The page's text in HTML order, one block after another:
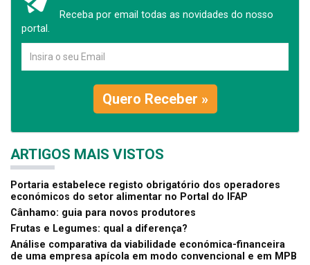
Receba por email todas as novidades do nosso
portal.
Quero Receber »
ARTIGOS MAIS VISTOS
Portaria estabelece registo obrigatório dos operadores
económicos do setor alimentar no Portal do IFAP
Cânhamo: guia para novos produtores
Frutas e Legumes: qual a diferença?
Análise comparativa da viabilidade económica-financeira
de uma empresa apícola em modo convencional e em MPB